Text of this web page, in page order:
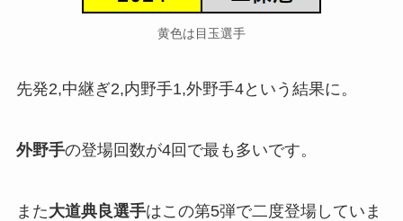
黄色は目玉選手
先発2,中継ぎ2,内野手1,外野手4という結果に。
外野手の登場回数が4回で最も多いです。
また大道典良選手はこの第5弾で二度登場していま